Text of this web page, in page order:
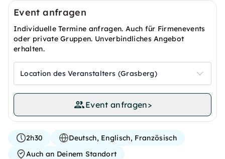
Event anfragen
Individuelle Termine anfragen. Auch für Firmenevents
oder private Gruppen. Unverbindliches Angebot
erhalten.
Location des Veranstalters (Grasberg)
Event anfragen>
2h30
Deutsch, Englisch, Französisch
Auch an Deinem Standort